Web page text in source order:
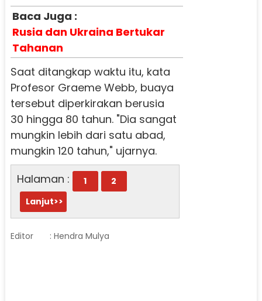
Baca Juga :
Rusia dan Ukraina Bertukar
Tahanan
Saat ditangkap waktu itu, kata
Profesor Graeme Webb, buaya
tersebut diperkirakan berusia
30 hingga 80 tahun. "Dia sangat
mungkin lebih dari satu abad,
mungkin 120 tahun," ujarnya.
Halaman :
1
2
Lanjut>>
Editor : Hendra Mulya